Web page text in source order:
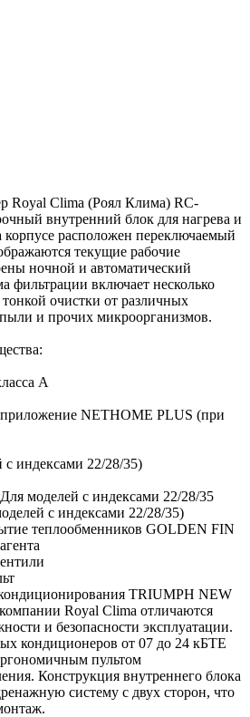
Royal Clima (Роял Клима) RC-
внутренний блок для нагрева и
корпусе расположен переключаемый
текущие рабочие
ночной и автоматический
фильтрации включает несколько
очистки от различных
и прочих микроорганизмов.
А
приложение NETHOME PLUS (при
индексами 22/28/35)
моделей c индексами 22/28/35
c индексами 22/28/35)
теплообменников GOLDEN FIN
TRIUMPH NEW
Royal Clima отличаются
и безопасности эксплуатации.
кондиционеров от 07 до 24 кБТЕ
пультом
Конструкция внутреннего блока
систему с двух сторон, что